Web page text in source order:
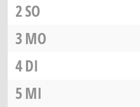
2SO
3MO
4DI
5MI